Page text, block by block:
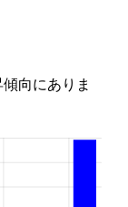
向にありま